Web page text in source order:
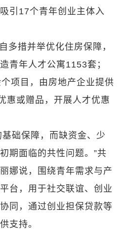
引17个青年创业主体入
多措并举优化住房保障，
青年人才公寓1153套；
项目，由房地产企业提供
惠或赠品，开展人才优惠
础保障，而缺资金、少
期面临的共性问题。”共
娜说，围绕青年需求与产
台，用于社交联谊、创业
同，通过创业担保贷款等
支持。